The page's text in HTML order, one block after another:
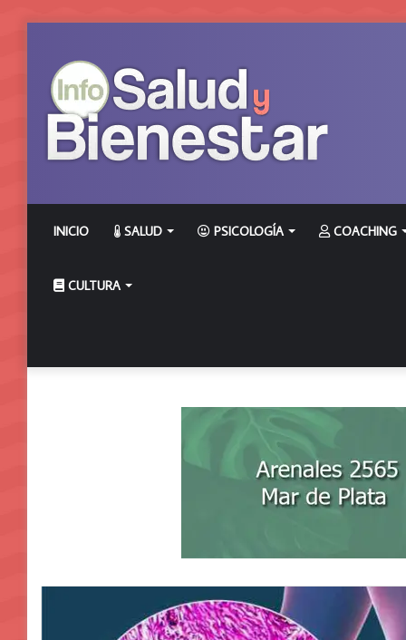
INICIO SALUD PSICOLOGÍA COACHING
CULTURA